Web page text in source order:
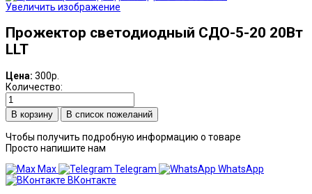
Увеличить изображение
Прожектор светодиодный СДО-5-20 20Вт
LLT
Цена: 300р.
Количество:
В список пожеланий
Чтобы получить подробную информацию о товаре
Просто напишите нам
Max
Telegram
WhatsApp
ВКонтакте